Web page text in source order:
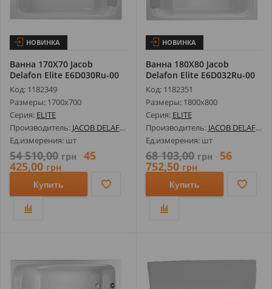
НОВИНКА
Ванна 170Х70 Jacob
Delafon Elite E6D030Ru-00
Искусст...
Код: 1182349
Размеры: 1700х700
Серия: ELITE
Производитель: JACOB DELAFON
Ед.измерения: шт
54 510,00 грн 45
425,00 грн
Купить
НОВИНКА
Ванна 180Х80 Jacob
Delafon Elite E6D032Ru-00
Искусст...
Код: 1182351
Размеры: 1800х800
Серия: ELITE
Производитель: JACOB DELAFON
Ед.измерения: шт
68 103,00 грн 56
752,50 грн
Купить